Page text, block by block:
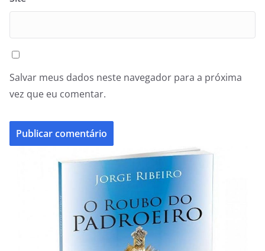
Salvar meus dados neste navegador para a próxima
vez que eu comentar.